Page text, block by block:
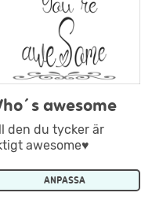
awesome
den du tycker är
awesome♥
ANPASSA